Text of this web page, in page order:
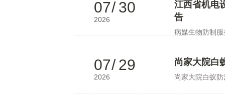
07/ 30
2026
江西省机电
告
病媒生物防制
07/ 29
2026
尚家大院白
尚家大院白蚁